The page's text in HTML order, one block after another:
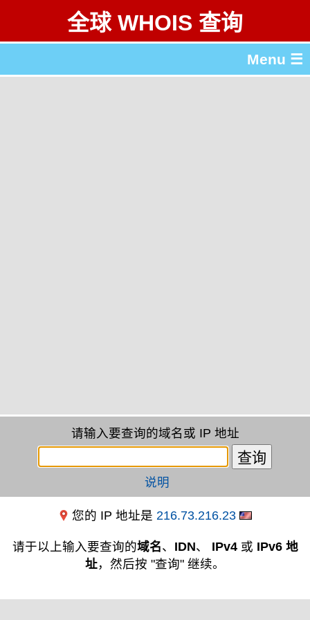
全球 WHOIS 查询
Menu ☰
请输入要查询的域名或 IP 地址
说明
您的 IP 地址是 216.73.216.23
请于以上输入要查询的域名、 IDN、 IPv4或 IPv6 地
址，然后按 "查询" 继续。